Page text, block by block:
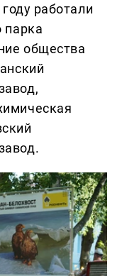
работали
парка
общества